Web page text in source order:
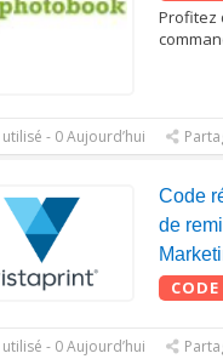
Profitez
- 0 Aujourd’hui
Code
de
- 0 Aujourd’hui